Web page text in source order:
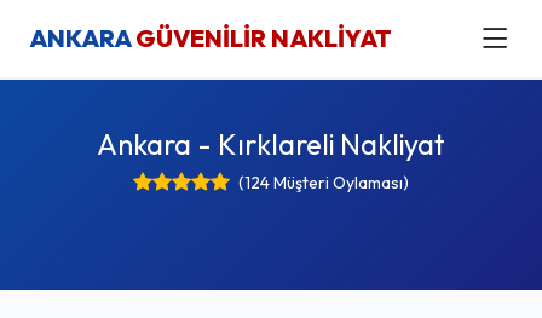
ANKARAGÜVENİLİR NAKLİYAT
Ankara - Kırklareli Nakliyat
(124 Müşteri Oylaması)